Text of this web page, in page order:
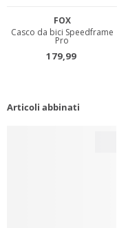
Articoli abbinati